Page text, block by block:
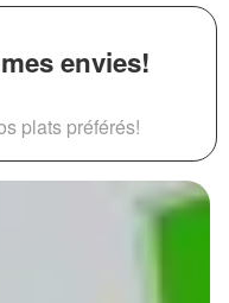
envies!
plats préférés!